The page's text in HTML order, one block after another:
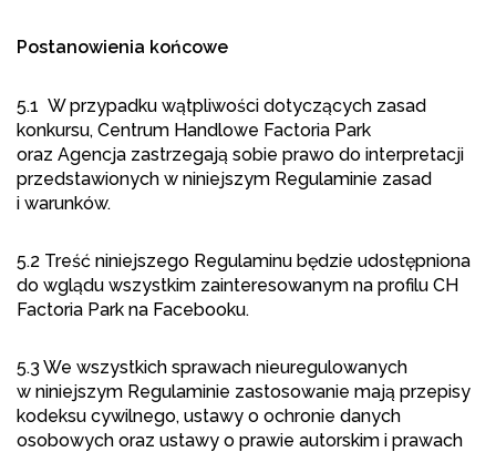
Postanowienia końcowe
5.1 W przypadku wątpliwości dotyczących zasad
konkursu, Centrum Handlowe Factoria Park
oraz Agencja zastrzegają sobie prawo do interpretacji
przedstawionych w niniejszym Regulaminie zasad
i warunków.
5.2 Treść niniejszego Regulaminu będzie udostępniona
do wglądu wszystkim zainteresowanym na profilu CH
Factoria Park na Facebooku.
5.3 We wszystkich sprawach nieuregulowanych
w niniejszym Regulaminie zastosowanie mają przepisy
kodeksu cywilnego, ustawy o ochronie danych
osobowych oraz ustawy o prawie autorskim i prawach